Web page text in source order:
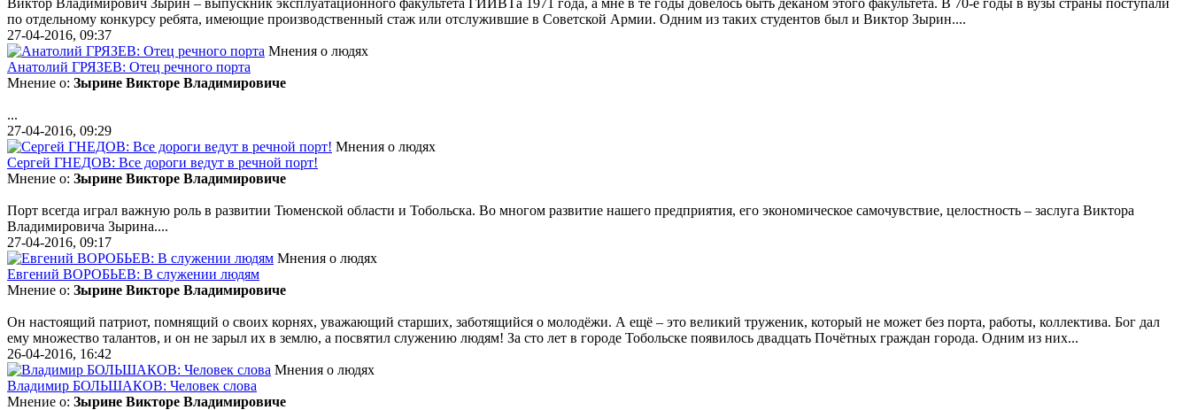
Виктор Владимирович Зырин – выпускник эксплуатационного факультета ГИИВТа 1971 года, а мне в те годы довелось быть деканом этого факультета. В 70-е годы в вузы страны поступали
по отдельному конкурсу ребята, имеющие производственный стаж или отслужившие в Советской Армии. Одним из таких студентов был и Виктор Зырин....
27-04-2016, 09:37
Мнения о людях
Анатолий ГРЯЗЕВ: Отец речного порта
Мнение о: Зырине Викторе Владимировиче
...
27-04-2016, 09:29
Мнения о людях
Сергей ГНЕДОВ: Все дороги ведут в речной порт!
Мнение о: Зырине Викторе Владимировиче
Порт всегда играл важную роль в развитии Тюменской области и Тобольска. Во многом развитие нашего предприятия, его экономическое самочувствие, целостность – заслуга Виктора
Владимировича Зырина....
27-04-2016, 09:17
Мнения о людях
Евгений ВОРОБЬЕВ: В служении людям
Мнение о: Зырине Викторе Владимировиче
Он настоящий патриот, помнящий о своих корнях, уважающий старших, заботящийся о молодёжи. А ещё – это великий труженик, который не может без порта, работы, коллектива. Бог дал
ему множество талантов, и он не зарыл их в землю, а посвятил служению людям! За сто лет в городе Тобольске появилось двадцать Почётных граждан города. Одним из них...
26-04-2016, 16:42
Мнения о людях
Владимир БОЛЬШАКОВ: Человек слова
Мнение о: Зырине Викторе Владимировиче